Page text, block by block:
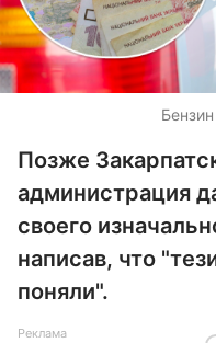
Позже
администрация
своего
написав, что
поняли".
Реклама